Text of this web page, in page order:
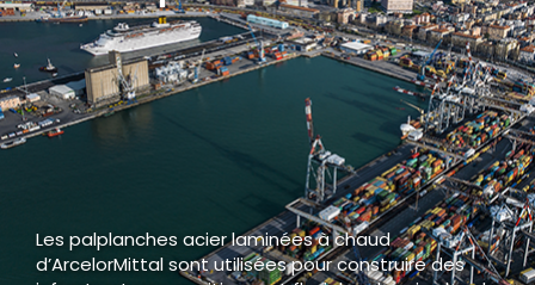
Les palplanches acier laminées à chaud
d’ArcelorMittal sont utilisées pour construire des